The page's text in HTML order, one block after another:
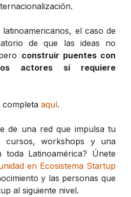
el caso de
de que las ideas no
construir puentes con
actores sí requiere
completa aquí.
de una red que impulsa tu
cursos, workshops y una
toda Latinoamérica? Únete
en Ecosistema Startup
y las personas que
al siguiente nivel.